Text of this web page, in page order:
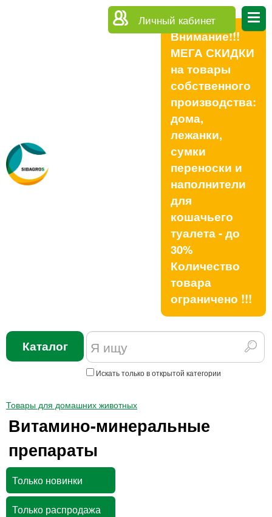
Личный кабинет
Внимание!!!
МЕГА СКИДКИ
на товары
собственного
производства:
дома,
лежанки,
сумки
переноски и
наполнители
для
кошачьего
туалета - до
30%
Количество
товара
ограничено !!!
Каталог
Искать только в открытой категории
Товары для домашних животных
Витамино-минеральные
препараты
Только новинки
Только распродажа